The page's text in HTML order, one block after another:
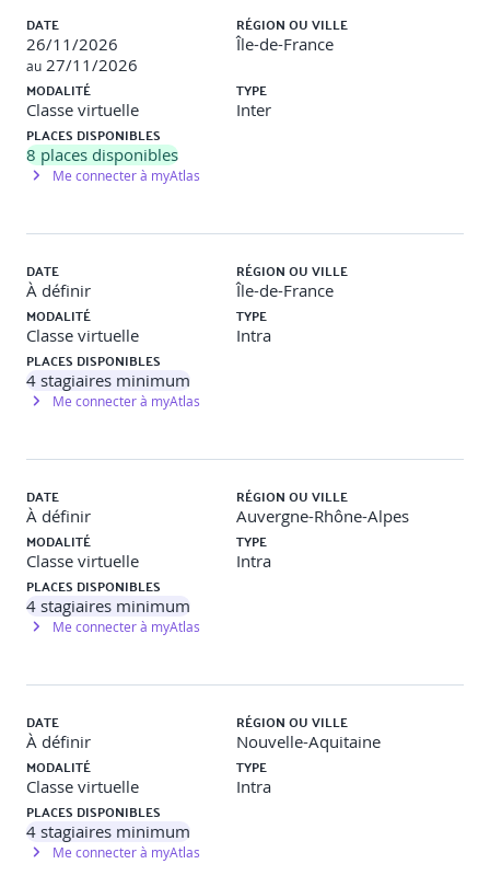
modalités administratives
modalités de réponse
Etude de cas fil rouge
Analyser le besoin exprimé par l'acheteur
Le CCTP (Cahier des Clauses Techniques
Particulières) : clauses techniques, RSE, délais
Les pièces financières et le rapprochement avec
le CCTP
Le CCAP (Cahier des Clauses Administratives
Particulières) avec focus sur les clauses administratives
Etude de cas fil rouge
Préparer sa réponse
Phase candidature : les documents à fournir
et qualifications
Niveau minimal de capacité financière exigible
Certificats fiscaux et sociaux
Gagner du temps lors de cette étape
Etude de cas fil rouge
DATE
26/11/2026
au 27/11/2026
RÉGION OU VILLE
Île-de-France
MODALITÉ
Classe virtuelle
TYPE
Inter
PLACES DISPONIBLES
8 places disponibles
Me connecter à myAtlas
DATE
À définir
RÉGION OU VILLE
Île-de-France
MODALITÉ
Classe virtuelle
TYPE
Intra
PLACES DISPONIBLES
4 stagiaires minimum
Me connecter à myAtlas
DATE
À définir
RÉGION OU VILLE
Auvergne-Rhône-Alpes
MODALITÉ
Classe virtuelle
TYPE
Intra
PLACES DISPONIBLES
4 stagiaires minimum
Me connecter à myAtlas
DATE
À définir
RÉGION OU VILLE
Nouvelle-Aquitaine
MODALITÉ
Classe virtuelle
TYPE
Intra
PLACES DISPONIBLES
4 stagiaires minimum
Me connecter à myAtlas